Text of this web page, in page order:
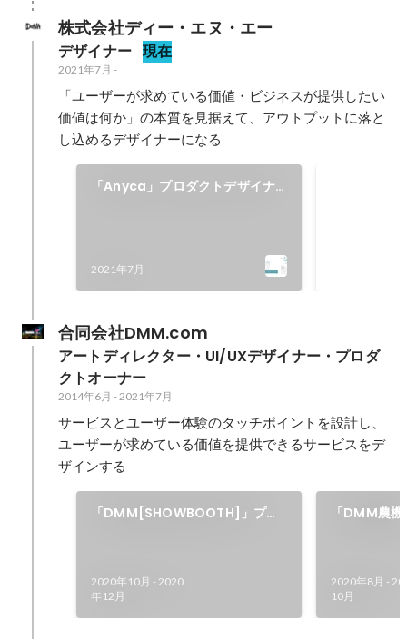
株式会社ディー・エヌ・エー
デザイナー 現在
2021年7月 -
「ユーザーが求めている価値・ビジネスが提供したい
価値は何か」の本質を見据えて、アウトプットに落と
し込めるデザイナーになる
「Anyca」プロダクトデザイナ
2021年7月
考えがありました。
重視する社
常に問いを
りますが、
合同会社DMM.com
アートディレクター・UI/UXデザイナー・プロダ
クトオーナー
2014年6月 -2021年7月
サービスとユーザー体験のタッチポイントを設計し、
ユーザーが求めている価値を提供できるサービスをデ
ザインする
「DMM[SHOWBOOTH]」プロ
2020年10月 -2020
年12月
「DMM農
2020年8月 -
10月